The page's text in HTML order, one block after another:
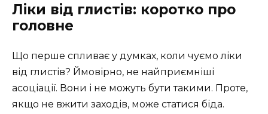
Ліки від глистів: коротко про
головне
Що перше спливає у думках, коли чуємо ліки
від глистів? Ймовірно, не найприємніші
асоціації. Вони і не можуть бути такими. Проте,
якщо не вжити заходів, може статися біда.